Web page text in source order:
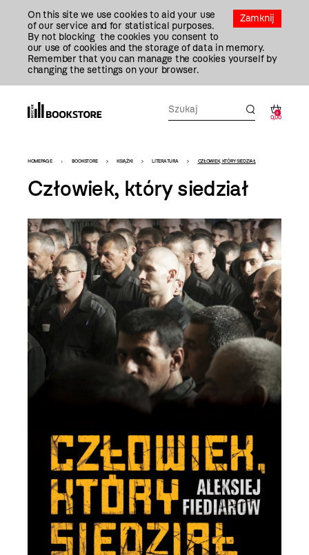
Zamknij
On this site we use cookies to aid your use
of our service and for statistical purposes.
By not blocking the cookies you consent to
our use of cookies and the storage of data in memory.
Remember that you can manage the cookies yourself by
changing the settings on your browser.
0
0,00
Bookstore
-
szablon
szczegóły
HOMEPAGE BOOKSTORE KSIĄŻKI LITERATURA CZŁOWIEK, KTÓRY SIEDZIAŁ
Człowiek, który siedział